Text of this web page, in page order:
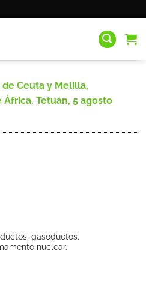
de Ceuta y Melilla,
Tetuán, 5 agosto
gasoductos.
nuclear.